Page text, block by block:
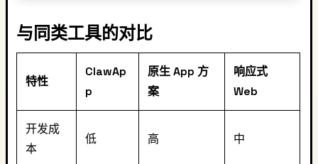
与同类工具的对比
特性
ClawAp
p
原生 App 方
案
响应式
Web
开发成
本
低 高 中